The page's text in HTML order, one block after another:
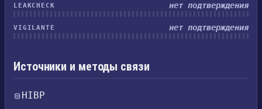
LEAKCHECK нет подтверждения
VIGILANTE нет подтверждения
Источники и методы связи
HIBP